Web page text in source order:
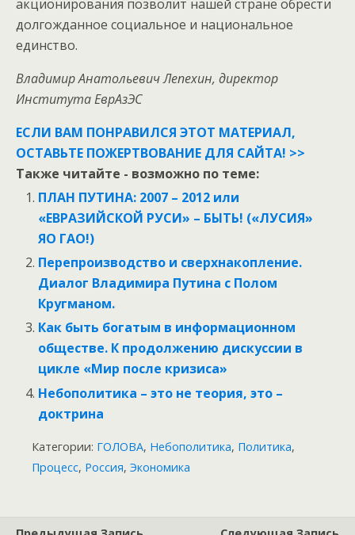
акционирования позволит нашей стране обрести
долгожданное социальное и национальное
единство.
Владимир Анатольевич Лепехин, директор
Института ЕврАзЭС
ЕСЛИ ВАМ ПОНРАВИЛСЯ ЭТОТ МАТЕРИАЛ,
ОСТАВЬТЕ ПОЖЕРТВОВАНИЕ ДЛЯ САЙТА! >>
Также читайте - возможно по теме:
ПЛАН ПУТИНА: 2007 – 2012 или
«ЕВРАЗИЙСКОЙ РУСИ» – БЫТЬ! («ЛУСИЯ»
ЯО ГАО!)
Перепроизводство и сверхнакопление.
Диалог Владимира Путина с Полом
Кругманом.
Как быть богатым в информационном
обществе. К продолжению дискуссии в
цикле «Мир после кризиса»
Небополитика – это не теория, это –
доктрина
Категории: ГОЛОВА, Небополитика, Политика,
Процесс, Россия, Экономика